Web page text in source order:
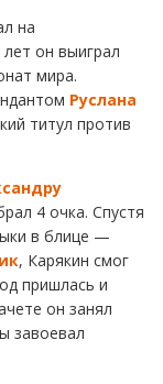
на
он выиграл
мира.
Руслана
титул против
4 очка. Спустя
в блице —
, Карякин смог
пришлась и
он занял
завоевал